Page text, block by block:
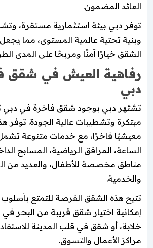
العائد المضمون.
توفر دبي بيئة استثمارية مستقرة،
وبنية تحتية عالمية المستوى، مما
الشقق خيارًا آمنًا ومربحًا على المدى
رفاهية العيش في شقق
دبي
تشتهر دبي بوجود شقق فاخرة في دبي
مبتكرة وتشطيبات عالية الجودة.
معيشيًا فاخرًا، مع خدمات متنوعة تشمل
الساعة، المرافق الرياضية، المسابح
مناطق مخصصة للأطفال، والعديد من
والخدمية.
تتيح هذه الشقق الفرصة للتمتع
إمكانية اختيار شقق قريبة من البحر في
خلابة، أو شقق في قلب المدينة
مراكز الأعمال والتسوق.